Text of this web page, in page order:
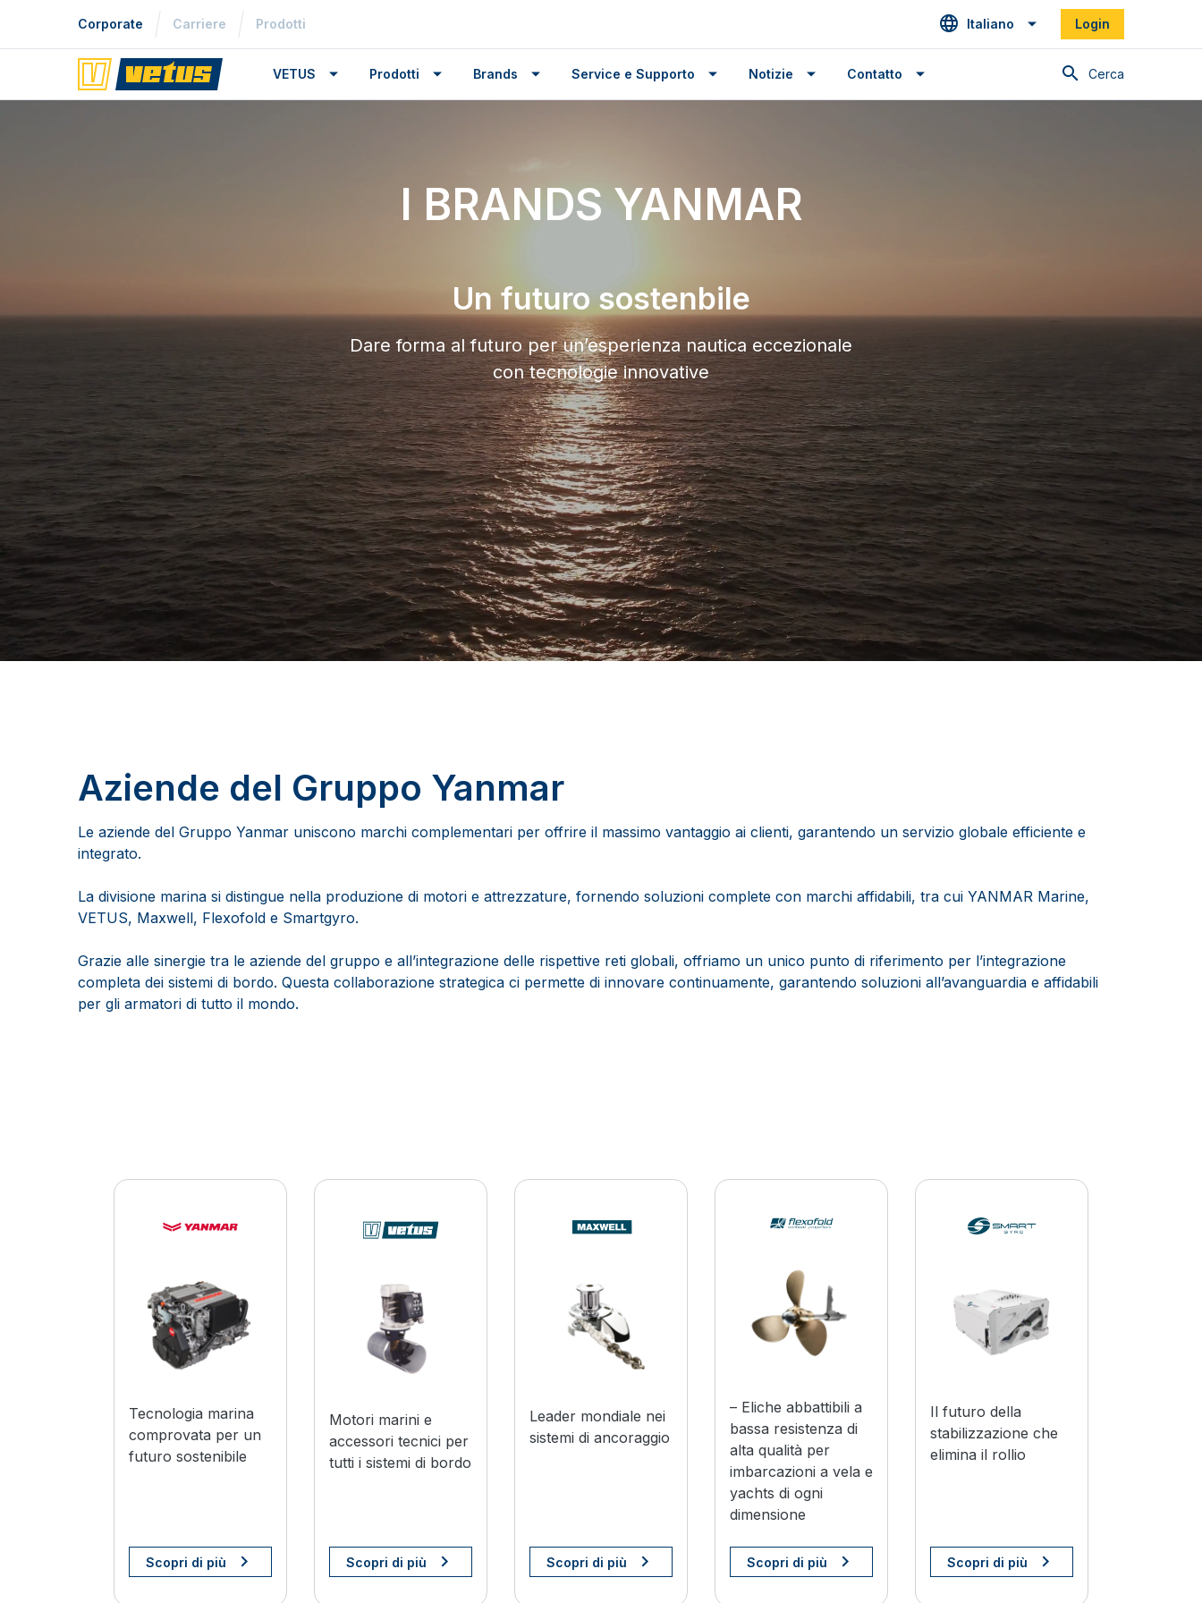
Corporate Carriere Prodotti Italiano Login
Cerca
VETUS Prodotti Brands Service e Supporto Notizie Contatto
I BRANDS YANMAR
Un futuro sostenbile
Dare forma al futuro per un’esperienza nautica eccezionale
con tecnologie innovative
Aziende del Gruppo Yanmar
Le aziende del Gruppo Yanmar uniscono marchi complementari per offrire il massimo vantaggio ai clienti, garantendo un servizio globale efficiente e
integrato.
La divisione marina si distingue nella produzione di motori e attrezzature, fornendo soluzioni complete con marchi affidabili, tra cui YANMAR Marine,
VETUS, Maxwell, Flexofold e Smartgyro.
Grazie alle sinergie tra le aziende del gruppo e all’integrazione delle rispettive reti globali, offriamo un unico punto di riferimento per l’integrazione
completa dei sistemi di bordo. Questa collaborazione strategica ci permette di innovare continuamente, garantendo soluzioni all’avanguardia e affidabili
per gli armatori di tutto il mondo.
I BRANDS YANMAR
Tecnologia marina
comprovata per un
futuro sostenibile
Scopri di più
I BRANDS YANMAR
Motori marini e
accessori tecnici per
tutti i sistemi di bordo
Scopri di più
I BRANDS YANMAR
Leader mondiale nei
sistemi di ancoraggio
Scopri di più
I BRANDS YANMAR
– Eliche abbattibili a
bassa resistenza di
alta qualità per
imbarcazioni a vela e
yachts di ogni
dimensione
Scopri di più
I BRANDS YANMAR
Il futuro della
stabilizzazione che
elimina il rollio
Scopri di più